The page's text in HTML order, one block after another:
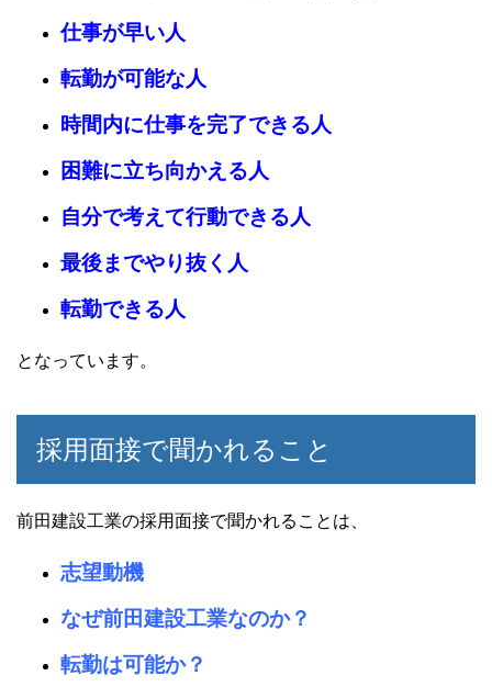
仕事が早い人
転勤が可能な人
時間内に仕事を完了できる人
困難に立ち向かえる人
自分で考えて行動できる人
最後までやり抜く人
転勤できる人
となっています。
採用面接で聞かれること
前田建設工業の採用面接で聞かれることは、
志望動機
なぜ前田建設工業なのか？
転勤は可能か？